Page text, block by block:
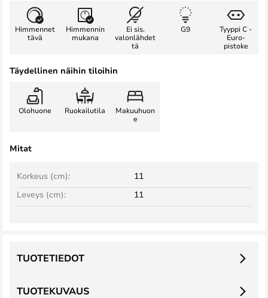
Himmennet
tävä
Himmennin
mukana
Ei sis.
valonlähdet
tä
G9
Tyyppi C -
Euro-
pistoke
Täydellinen näihin tiloihin
Olohuone Ruokailutila
Makuuhuon
e
Mitat
Leveys (cm): 11
Korkeus (cm): 11
TUOTEKUVAUS
TUOTETIEDOT